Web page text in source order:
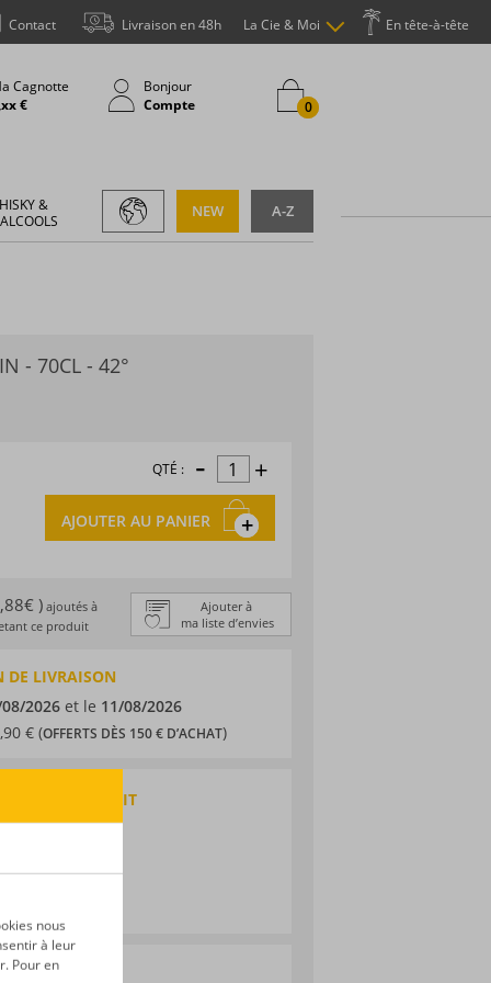
En tête-à-tête
La Cie & Moi
Livraison en 48h
Contact
Cagnotte
€
Bonjour
Compte
0
&
A-Z
NEW
- 70CL - 42°
QTÉ : - +
AJOUTER AU PANIER
Ajouter à
ma liste d’envies
)ajoutés à
ce produit
DE LIVRAISON
2026et le 11/08/2026
€ (OFFERTS DÈS 150 € D’ACHAT)
DU PRODUIT
nous
à leur
Pour en